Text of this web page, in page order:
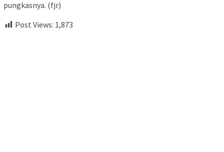
pungkasnya. (fjr)
Post Views: 1,873